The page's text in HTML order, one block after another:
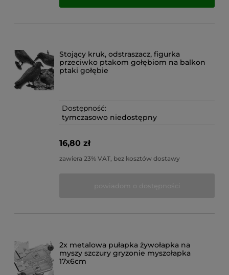
Stojący kruk, odstraszacz, figurka
przeciwko ptakom gołębiom na balkon
ptaki gołębie
Dostępność:
tymczasowo niedostępny
16,80 zł
zawiera 23% VAT, bez kosztów dostawy
2x metalowa pułapka żywołapka na
myszy szczury gryzonie myszołapka
17x6cm